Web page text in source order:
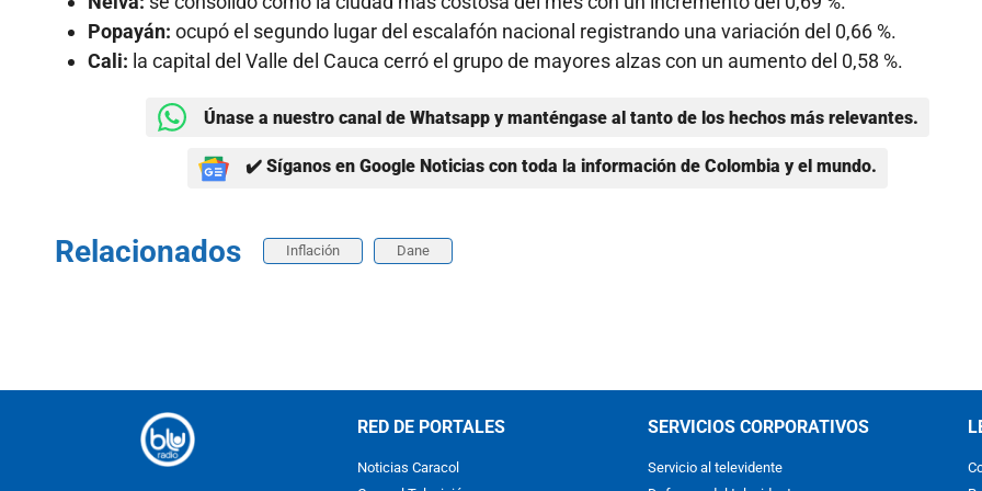
Popayán: ocupó el segundo lugar del escalafón nacional registrando una variación del 0,66 %.
Cali: la capital del Valle del Cauca cerró el grupo de mayores alzas con un aumento del 0,58 %.
Únase a nuestro canal de Whatsapp y manténgase al tanto de los hechos más relevantes.
✔️ Síganos en Google Noticias con toda la información de Colombia y el mundo.
Relacionados Inflación Dane
RED DE PORTALES
Noticias Caracol
SERVICIOS CORPORATIVOS
Servicio al televidente